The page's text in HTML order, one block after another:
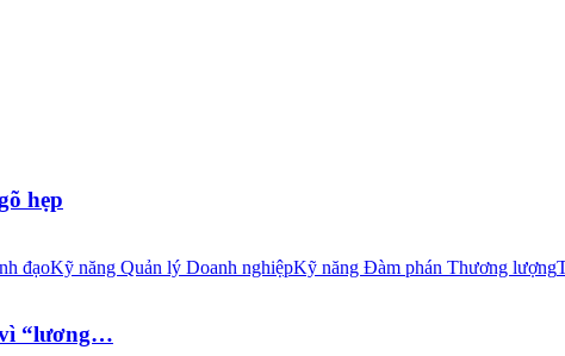
hẹp
đạoKỹ năng Quản lý Doanh nghiệpKỹ năng Đàm phán Thương lượng
“lương…